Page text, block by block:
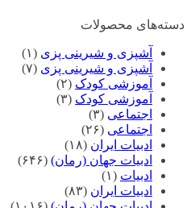
دسته‌های محصولات
آشپزی و شیرینی پزی (۱)
آشپزی و شیرینی پزی (۷)
آموزشی کودک (۲)
آموزشی کودک (۳)
اجتماعی (۳)
اجتماعی (۲۶)
ادبیات ایران (۱۸)
ادبیات جهان (رمان) (۶۴۶)
ادبیات (۱)
ادبیات ایران (۸۳)